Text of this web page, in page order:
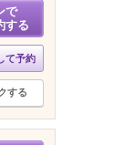
で
する
て予約
する